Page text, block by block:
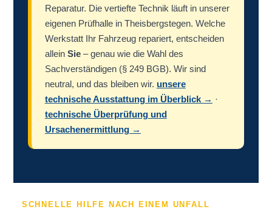
Reparatur. Die vertiefte Technik läuft in unserer
eigenen Prüfhalle in Theisbergstegen. Welche
Werkstatt Ihr Fahrzeug repariert, entscheiden
allein Sie– genau wie die Wahl des
Sachverständigen (§ 249 BGB). Wir sind
neutral, und das bleiben wir. unsere
technische Ausstattung im Überblick → ·
technische Überprüfung und
Ursachenermittlung →
SCHNELLE HILFE NACH EINEM UNFALL